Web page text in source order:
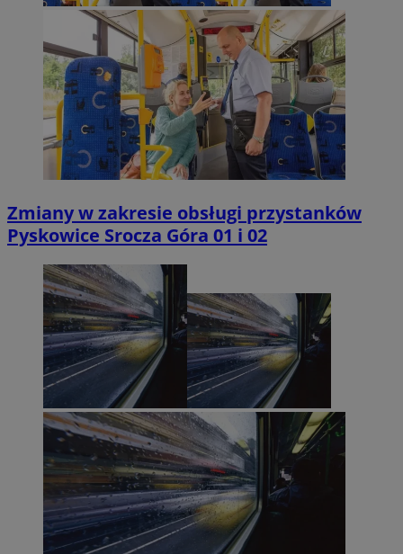
Zmiany w zakresie obsługi przystanków
Pyskowice Srocza Góra 01 i 02